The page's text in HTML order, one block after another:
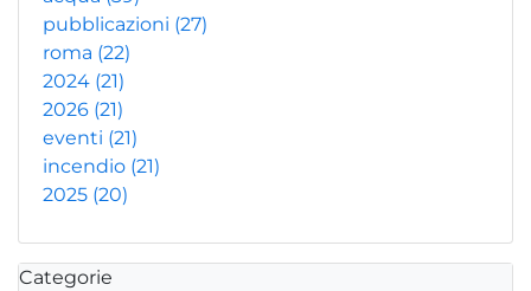
pubblicazioni (27)
roma (22)
2024 (21)
2026 (21)
eventi (21)
incendio (21)
2025 (20)
Categorie